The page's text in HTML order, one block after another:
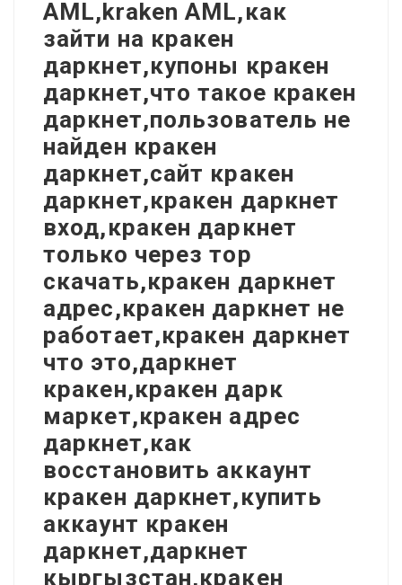
AML,kraken AML,как
зайти на кракен
даркнет,купоны кракен
даркнет,что такое кракен
даркнет,пользователь не
найден кракен
даркнет,сайт кракен
даркнет,кракен даркнет
вход,кракен даркнет
только через тор
скачать,кракен даркнет
адрес,кракен даркнет не
работает,кракен даркнет
что это,даркнет
кракен,кракен дарк
маркет,кракен адрес
даркнет,как
восстановить аккаунт
кракен даркнет,купить
аккаунт кракен
даркнет,даркнет
кыргызстан,кракен